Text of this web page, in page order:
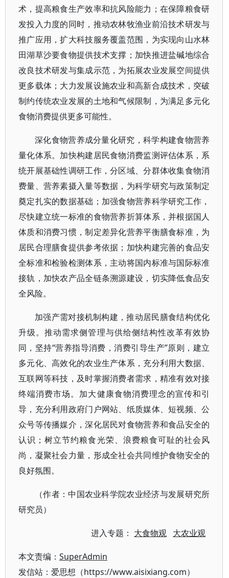
术，提高粮食生产效率和抗风险能力；在保障粮食研
发投入力度的同时，推动农林牧渔业前沿技术研发与
推广应用，扩大科技服务覆盖范围，为实现向山水林
田湖草沙要食物提供技术支撑；加快推进盐碱地综合
改良技术研发与集成示范，为拓展农业发展空间提供
更多载体；大力发展设施农业和高新合成技术，突破
制约传统农业发展的土地和气候限制，为满足多元化
食物消费提供更多可能性。
深化食物营养成分量化研究，科学构建食物营养
量化体系。加快构建居民食物消费监测评估体系，系
统开展基础性调研工作，分区域、分群体收集食物消
费量、营养素摄入量等数据，为科学研究与政策制定
奠定扎实的数据基础；加强食物营养科学研究工作，
尽快建立统一标准的食物营养折算体系，并根据国人
体质和消费习惯，制定差异化营养平衡膳食标准，为
居民合理膳食提供参考依据；加快构建完善的食品安
全标准和检验检测体系，主动将国内标准与国际标准
接轨，加快农产品全链条溯源建设，切实降低食品安
全风险。
加强产需对接机制构建，推动居民膳食结构优化
升级。推动需求侧管理与供给侧结构性改革有效协
同，坚持“营养指导消费，消费引导生产”原则，建立
多元化、高效化的农业生产体系，充分利用大数据、
互联网等科技，及时掌握消费者需求，精准有效对接
终端消费市场。加大健康食物消费理念的宣传和引
导，充分利用政府门户网站、纸质媒体、短视频、公
众号等传播媒介，深化居民对食物营养和食品安全的
认识；树立节约粮食光荣、浪费粮食可耻的社会风
尚，凝聚社会力量，形成全社会共同维护食物安全的
良好氛围。
（作者：中国农业科学院农业经济与发展研究所
研究员）
进入专题： 大食物观 大农业观
本文责编： SuperAdmin
发信站：爱思想（https://www.aisixiang.com）